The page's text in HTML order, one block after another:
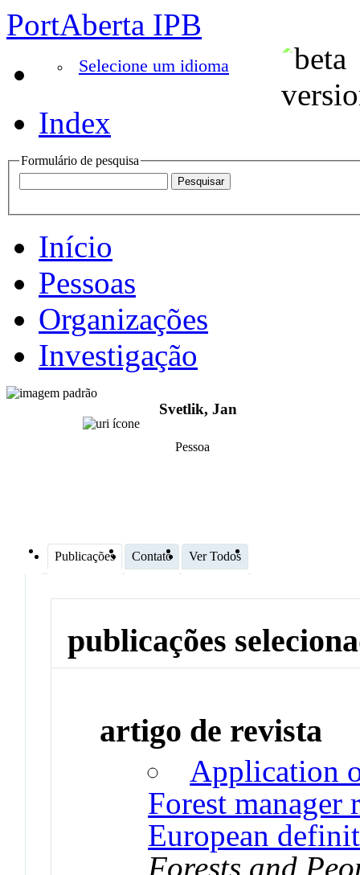
PortAberta IPB
Selecione um idioma
Index
Formulário de pesquisa
Início
Pessoas
Organizações
Investigação
Svetlik, Jan
Pessoa
Publicações Contato Ver Todos
publicações
artigo de revista
Application
Forest manager
European
Forests and